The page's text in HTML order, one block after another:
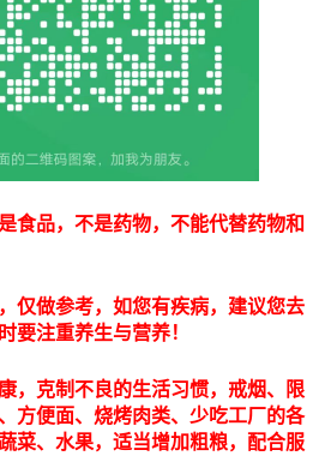
食品，不是药物，不能代替药物和
仅做参考，如您有疾病，建议您去
要注重养生与营养！
，克制不良的生活习惯，戒烟、限
方便面、烧烤肉类、少吃工厂的各
菜、水果，适当增加粗粮，配合服